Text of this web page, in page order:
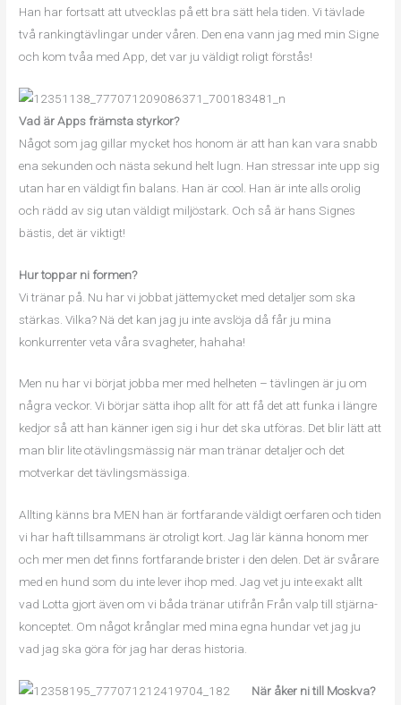
Han har fortsatt att utvecklas på ett bra sätt hela tiden. Vi tävlade
två rankingtävlingar under våren. Den ena vann jag med min Signe
och kom tvåa med App, det var ju väldigt roligt förstås!
Vad är Apps främsta styrkor?
Något som jag gillar mycket hos honom är att han kan vara snabb
ena sekunden och nästa sekund helt lugn. Han stressar inte upp sig
utan har en väldigt fin balans. Han är cool. Han är inte alls orolig
och rädd av sig utan väldigt miljöstark. Och så är hans Signes
bästis, det är viktigt!
Hur toppar ni formen?
Vi tränar på. Nu har vi jobbat jättemycket med detaljer som ska
stärkas. Vilka? Nä det kan jag ju inte avslöja då får ju mina
konkurrenter veta våra svagheter, hahaha!
Men nu har vi börjat jobba mer med helheten – tävlingen är ju om
några veckor. Vi börjar sätta ihop allt för att få det att funka i längre
kedjor så att han känner igen sig i hur det ska utföras. Det blir lätt att
man blir lite otävlingsmässig när man tränar detaljer och det
motverkar det tävlingsmässiga.
Allting känns bra MEN han är fortfarande väldigt oerfaren och tiden
vi har haft tillsammans är otroligt kort. Jag lär känna honom mer
och mer men det finns fortfarande brister i den delen. Det är svårare
med en hund som du inte lever ihop med. Jag vet ju inte exakt allt
vad Lotta gjort även om vi båda tränar utifrån Från valp till stjärna-
konceptet. Om något krånglar med mina egna hundar vet jag ju
vad jag ska göra för jag har deras historia.
När åker ni till Moskva?